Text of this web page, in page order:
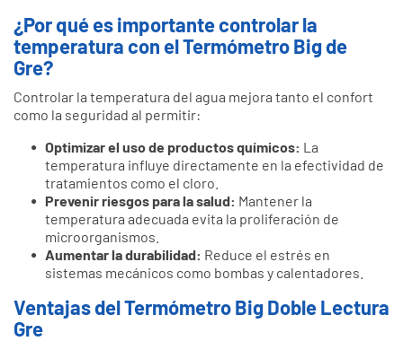
¿Por qué es importante controlar la
temperatura con el Termómetro Big de
Gre?
Controlar la temperatura del agua mejora tanto el confort
como la seguridad al permitir:
Optimizar el uso de productos químicos: La
temperatura influye directamente en la efectividad de
tratamientos como el cloro.
Prevenir riesgos para la salud: Mantener la
temperatura adecuada evita la proliferación de
microorganismos.
Aumentar la durabilidad: Reduce el estrés en
sistemas mecánicos como bombas y calentadores.
Ventajas del Termómetro Big Doble Lectura
Gre